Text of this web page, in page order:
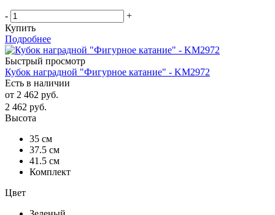
-
+
Купить
Подробнее
Быстрый просмотр
Кубок наградной "Фигурное катание" - KM2972
Есть в наличии
от 2 462 руб.
2 462 руб.
Высота
35 см
37.5 см
41.5 см
Комплект
Цвет